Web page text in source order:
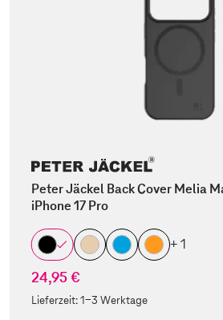
Peter Jäckel Back Cover Melia
iPhone 17 Pro
+ 1
24,95 €
Lieferzeit:1-3 Werktage